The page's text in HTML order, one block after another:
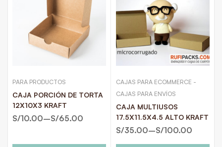
PARA PRODUCTOS
CAJA PORCIÓN DE TORTA
12X10X3 KRAFT
S/10.00–S/65.00
CAJAS PARA ECOMMERCE -
CAJAS PARA ENVÍOS
CAJA MULTIUSOS
17.5X11.5X4.5 ALTO KRAFT
S/35.00–S/100.00